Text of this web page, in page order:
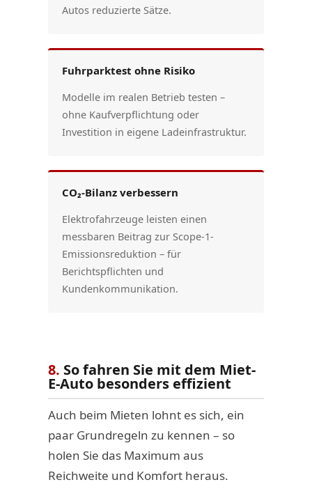
Autos reduzierte Sätze.
Fuhrparktest ohne Risiko
Modelle im realen Betrieb testen –
ohne Kaufverpflichtung oder
Investition in eigene Ladeinfrastruktur.
CO₂-Bilanz verbessern
Elektrofahrzeuge leisten einen
messbaren Beitrag zur Scope-1-
Emissionsreduktion – für
Berichtspflichten und
Kundenkommunikation.
8. So fahren Sie mit dem Miet-
E-Auto besonders effizient
Auch beim Mieten lohnt es sich, ein
paar Grundregeln zu kennen – so
holen Sie das Maximum aus
Reichweite und Komfort heraus.